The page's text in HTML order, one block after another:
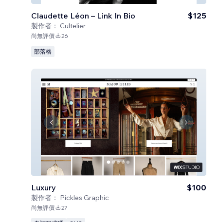
Claudette Léon – Link In Bio
製作者： Cultelier
$125
尚無評價 26
部落格
Luxury
製作者： Pickles Graphic
$100
尚無評價 27